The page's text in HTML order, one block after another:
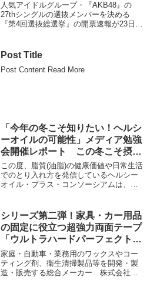
人気アイドルグループ・『AKB48』の
27thシングルの選抜メンバーを決める
『第4回選抜総選挙』の開票速報が23日、
た“あっちゃん”前田敦子（20、チームA）
Post Title
Post Content Read More
「今年の冬こそ知りたい！ヘルシ
ーオイルの可能性」メディア勉強
会開催レポート この冬こそ摂り
たい！MCT・オメガ3のチカラと
は
この度、脂質(油脂)の健康価値や日常生活
でのとり入れ方を発信しているヘルシー
オイル・プラス・コンソーシアムは、最
玉コレステロール値の増加といった、生
活者の健康事情...
シリーズ第二弾！家具・カー用品
の固定に役立つ超強力両面テープ
「ウルトラハードパーフェクトテ
ープ 両面多用途」4/22新発売！
家庭・自動車・業務用のワックスやコー
ティング剤、衛生清掃製品等を開発・製
造・販売する総合メーカー 株式会社リ